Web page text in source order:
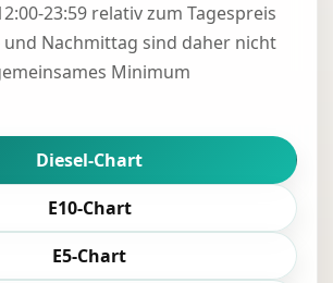
23:59 relativ zum Tagespreis
und Nachmittag sind daher nicht
Minimum
Diesel-Chart
E10-Chart
E5-Chart